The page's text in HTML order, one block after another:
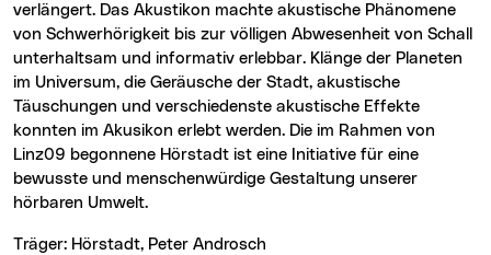
verlängert. Das Akustikon machte akustische Phänomene
von Schwerhörigkeit bis zur völligen Abwesenheit von Schall
unterhaltsam und informativ erlebbar. Klänge der Planeten
im Universum, die Geräusche der Stadt, akustische
Täuschungen und verschiedenste akustische Effekte
konnten im Akusikon erlebt werden. Die im Rahmen von
Linz09 begonnene Hörstadt ist eine Initiative für eine
bewusste und menschenwürdige Gestaltung unserer
hörbaren Umwelt.
Träger: Hörstadt, Peter Androsch